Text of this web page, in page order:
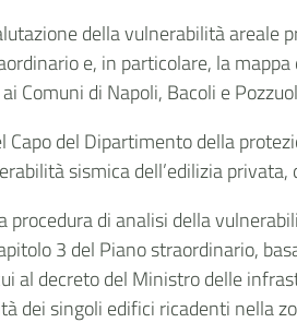
della vulnerabilità areale
e, in particolare, la
Comuni di Napoli, Bacoli e
Capo del Dipartimento della
sismica dell’edilizia
procedura di analisi della
3 del Piano straordinario,
al decreto del Ministro delle
dei singoli edifici ricadenti nella